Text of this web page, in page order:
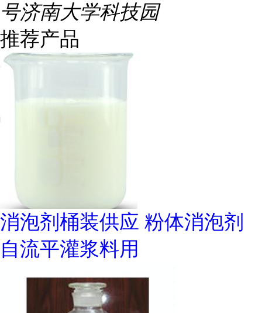
号济南大学科技园
推荐产品
消泡剂桶装供应 粉体消泡剂
自流平灌浆料用